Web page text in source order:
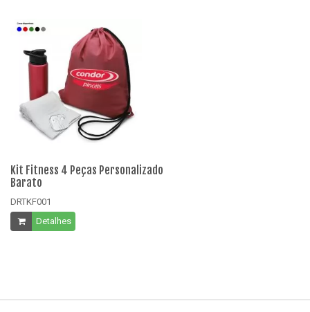
Kit Fitness 4 Peças Personalizado
Barato
DRTKF001
Detalhes